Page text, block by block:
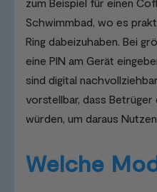
Schwimmbad, wo es
Ring dabeizuhaben. Bei
eine PIN am Gerät
sind digital
vorstellbar, dass
würden, um daraus
Welche